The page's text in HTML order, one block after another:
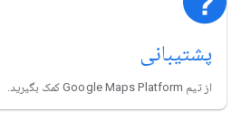
پشتیبانی
از تیم Google Maps Platform کمک بگیرید.